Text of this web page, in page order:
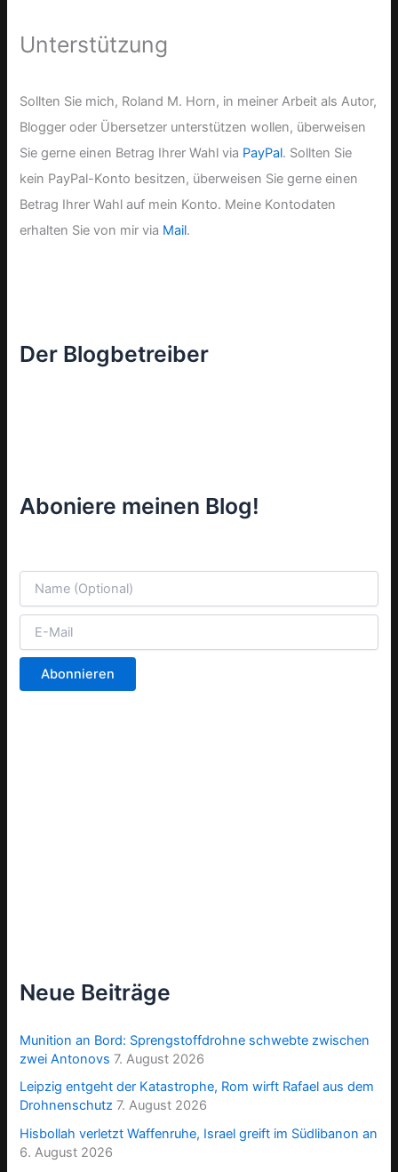
Unterstützung
Sollten Sie mich, Roland M. Horn, in meiner Arbeit als Autor,
Blogger oder Übersetzer unterstützen wollen, überweisen
Sie gerne einen Betrag Ihrer Wahl via PayPal. Sollten Sie
kein PayPal-Konto besitzen, überweisen Sie gerne einen
Betrag Ihrer Wahl auf mein Konto. Meine Kontodaten
erhalten Sie von mir via Mail.
Der Blogbetreiber
Aboniere meinen Blog!
Neue Beiträge
Munition an Bord: Sprengstoffdrohne schwebte zwischen
zwei Antonovs 7. August 2026
Leipzig entgeht der Katastrophe, Rom wirft Rafael aus dem
Drohnenschutz 7. August 2026
Hisbollah verletzt Waffenruhe, Israel greift im Südlibanon an
6. August 2026